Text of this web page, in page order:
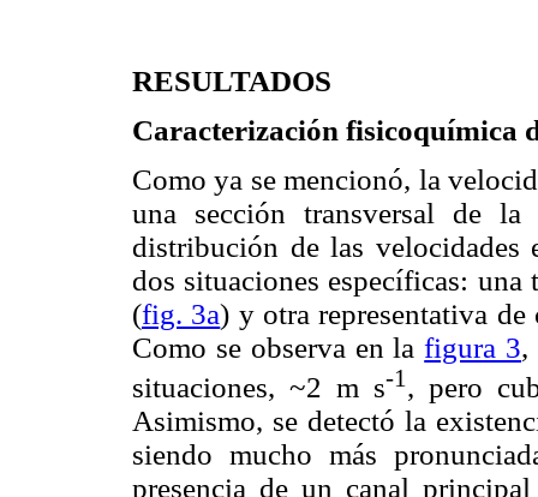
RESULTADOS
Caracterización fisicoquímica
Como ya se mencionó, la
una sección transversal de
distribución de las velocidades
dos situaciones específicas:
(fig. 3a) y otra representativa
Como se observa en lafigura 3,
situaciones, ~2 m s-1 , pero
Asimismo, se detectó la
siendo mucho más
presencia de un canal